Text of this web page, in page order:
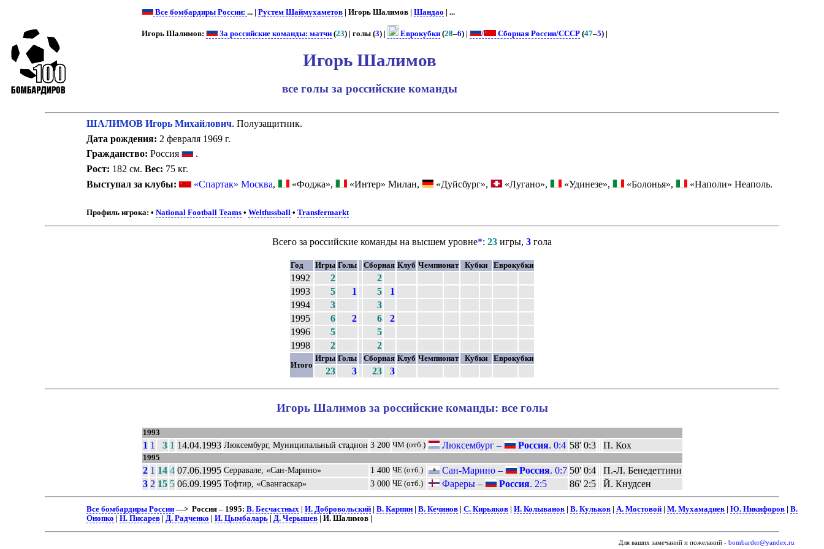
Все бомбардиры России: ... | Рустем Шаймухаметов| Игорь Шалимов | Шандао | ...
Игорь Шалимов: За российские команды: матчи(23) | голы (3) | Еврокубки(28–6) | / Сборная России/СССР(47–5) |
Игорь Шалимов
все голы за российские команды
ШАЛИМОВ Игорь Михайлович. Полузащитник.
Дата рождения: 2 февраля 1969 г.
Гражданство: Россия
.
Рост: 182 см. Вес: 75 кг.
Выступал за клубы:
«Спартак» Москва, «Фоджа», «Интер» Милан, «Дуйсбург», «Лугано», «Удинезе», «Болонья», «Наполи» Неаполь.
Профиль игрока: • National Football Teams• Weltfussball• Transfermarkt
Всего за российские команды на высшем уровне*: 23 игры, 3 гола
Год Игры Голы Сборная Клуб Чемпионат Кубки Еврокубки
1992 2
2
1993
5 1 5
1
1994
3
3
1995
6 2 6
2
1996
5
5
1998
2 2
Итого
Игры Голы Сборная Клуб Чемпионат Кубки Еврокубки
23 3 23 3
Игорь Шалимов за российские команды: все голы
1993
1 1 3 1 14.04.1993 Люксембург, Муниципальный стадион 3 200 ЧМ (отб.) Люксембург – Россия. 0:4 58' 0:3 П. Кох
1995
2 1 14 4 07.06.1995 Серравале, «Сан-Марино» 1 400 ЧЕ (отб.) Сан-Марино – Россия. 0:7 50' 0:4
П.-Л. Бенедеттини
3 2 15 5 06.09.1995 Тофтир, «Свангаскар» 3 000 ЧЕ (отб.) Фареры – Россия. 2:5 86' 2:5 Й. Кнудсен
Все бомбардиры России—> Россия – 1995: В. Бесчастных| И. Добровольский| В. Карпин| В. Кечинов| С. Кирьяков| И. Колыванов| В. Кульков| А. Мостовой| М. Мухамадиев| Ю. Никифоров| В.
Онопко
Н. Писарев| Д. Радченко И. Цымбаларь| Д. Черышев| И. Шалимов |
Для ваших замечаний и пожеланий - bombarder@yandex.ru